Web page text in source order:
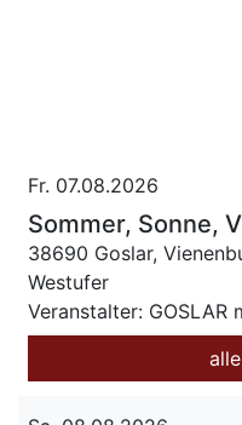
Fr. 07.08.2026
Sommer, Sonne,
38690 Goslar,
Westufer
Veranstalter: GOSLAR